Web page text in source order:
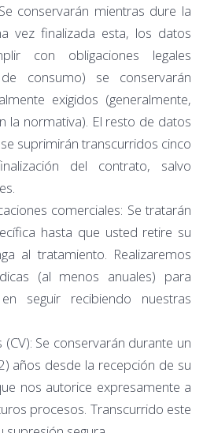
conservarán mientras dure la
vez finalizada esta, los datos
con obligaciones legales
consumo) se conservarán
exigidos (generalmente,
la normativa). El resto de datos
suprimirán transcurridos cinco
del contrato, salvo
comerciales: Se tratarán
hasta que usted retire su
al tratamiento. Realizaremos
(al menos anuales) para
seguir recibiendo nuestras
Se conservarán durante un
años desde la recepción de su
nos autorice expresamente a
procesos. Transcurrido este